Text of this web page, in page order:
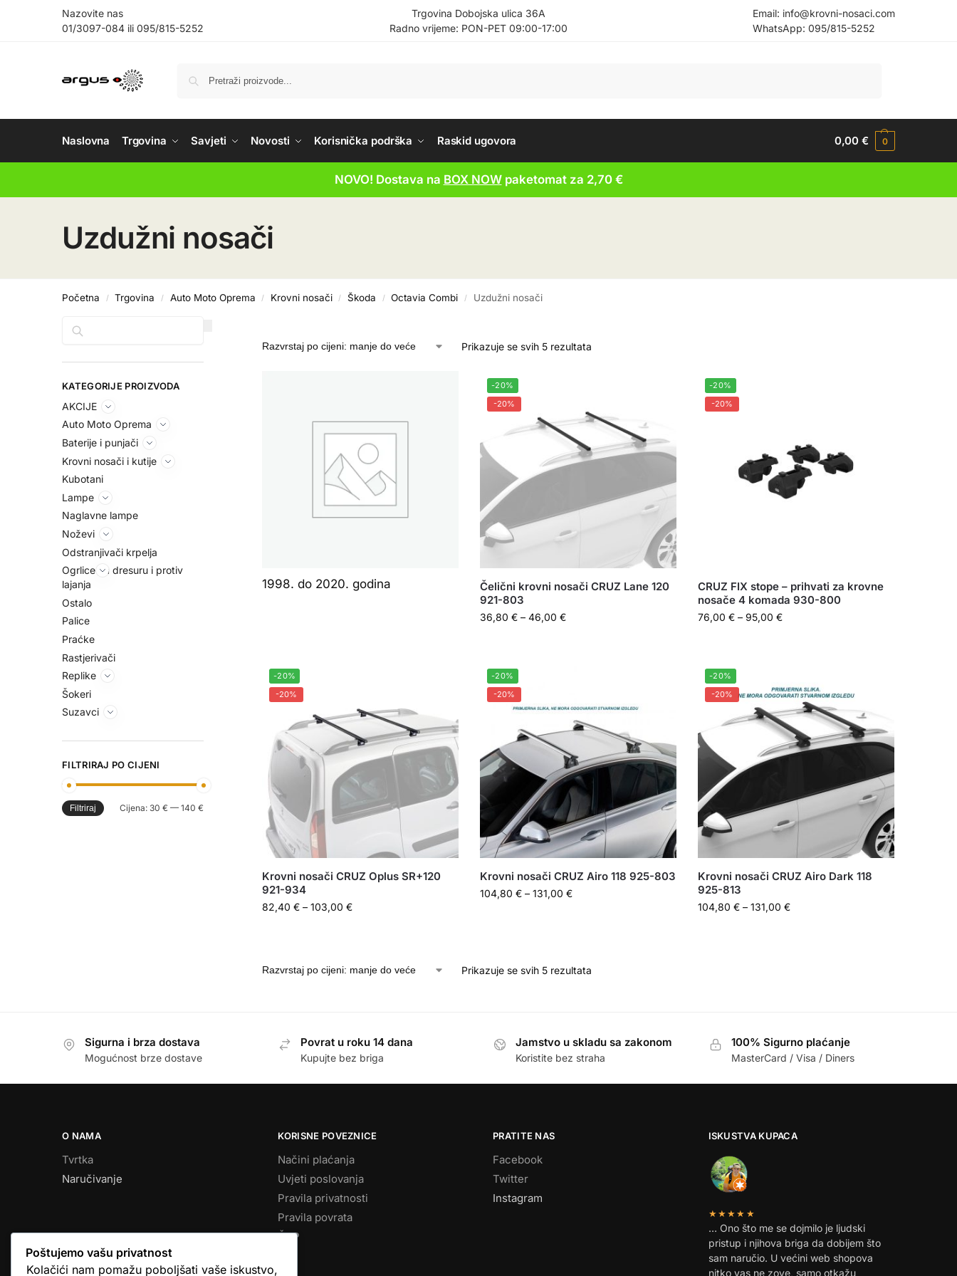
Nazovite nas
01/3097-084 ili 095/815-5252
Trgovina Dobojska ulica 36A
Radno vrijeme: PON-PET 09:00-17:00
Email: info@krovni-nosaci.com
WhatsApp: 095/815-5252
Naslovna Trgovina Savjeti Novosti Korisnička podrška Raskid ugovora 0,00€ 0
NOVO! Dostava na BOX NOWpaketomat za 2,70 €
Uzdužni nosači
Početna / Trgovina / Auto Moto Oprema / Krovni nosači / Škoda / Octavia Combi / Uzdužni nosači
Prikazuje se svih 5 rezultata
1998. do 2020. godina
-20%
-20%
Čelični krovni nosači CRUZ Lane 120
921-803
36,80 € – 46,00 €
-20%
-20%
CRUZ FIX stope – prihvati za krovne
nosače 4 komada 930-800
76,00€ – 95,00€
-20%
-20%
Krovni nosači CRUZ Oplus SR+120
921-934
82,40 € – 103,00 €
-20%
-20%
Krovni nosači CRUZ Airo 118 925-803
104,80 € – 131,00 €
-20%
-20%
Krovni nosači CRUZ Airo Dark 118
925-813
104,80€ – 131,00€
Prikazuje se svih 5 rezultata
KATEGORIJE PROIZVODA
AKCIJE
Auto Moto Oprema
Baterije i punjači
Krovni nosači i kutije
Kubotani
Lampe
Naglavne lampe
Noževi
Odstranjivači krpelja
Ogrlice za dresuru i protiv
lajanja
Ostalo
Palice
Praćke
Rastjerivači
Replike
Šokeri
Suzavci
FILTRIRAJ PO CIJENI
Filtriraj Cijena: 30 € — 140 €
Sigurna i brza dostava
Mogućnost brze dostave
Povrat u roku 14 dana
Kupujte bez briga
Jamstvo u skladu sa zakonom
Koristite bez straha
100% Sigurno plaćanje
MasterCard / Visa / Diners
O NAMA
Tvrtka
Naručivanje
KORISNE POVEZNICE
Načini plaćanja
Uvjeti poslovanja
Pravila privatnosti
Pravila povrata
ČPP
PRATITE NAS
Facebook
Twitter
Instagram
ISKUSTVA KUPACA
★★★★★
… Ono što me se dojmilo je ljudski
pristup i njihova briga da dobijem što
sam naručio. U većini web shopova
nitko vas ne zove, samo otkažu
Poštujemo vašu privatnost
Kolačići nam pomažu poboljšati vaše iskustvo,